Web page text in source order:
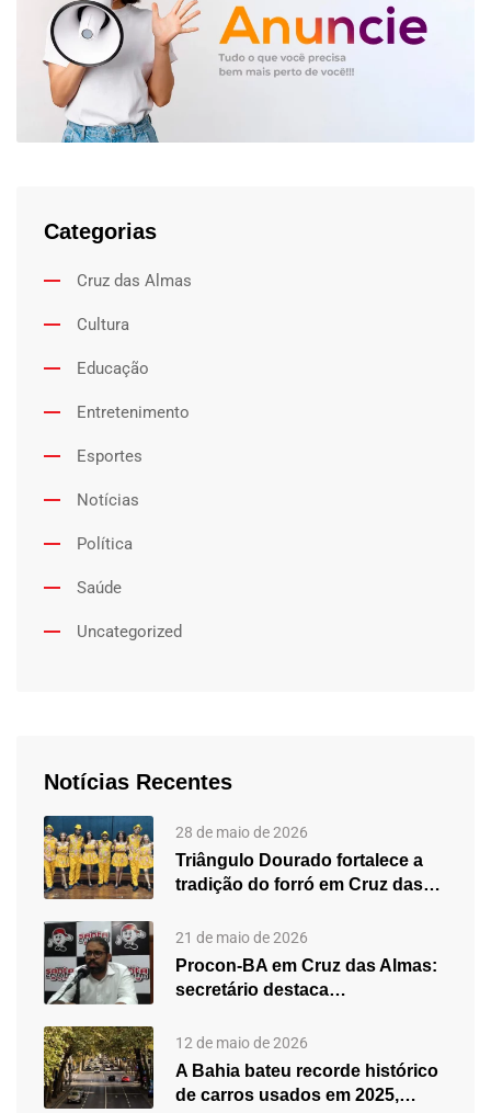
Categorias
Cruz das Almas
Cultura
Educação
Entretenimento
Esportes
Notícias
Política
Saúde
Uncategorized
Notícias Recentes
28 de maio de 2026
Triângulo Dourado fortalece a
tradição do forró em Cruz das…
21 de maio de 2026
Procon-BA em Cruz das Almas:
secretário destaca
12 de maio de 2026
A Bahia bateu recorde histórico
de carros usados em 2025,…